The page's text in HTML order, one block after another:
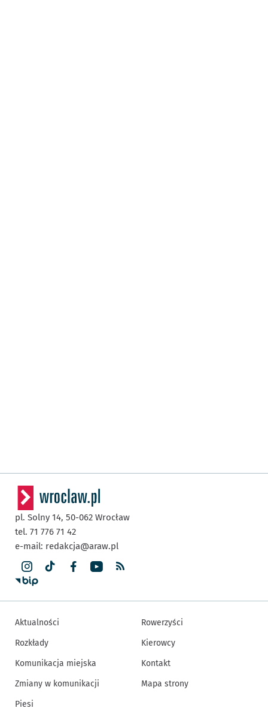
pl. Solny 14, 50-062 Wrocław
tel. 71 776 71 42
e-mail: redakcja@araw.pl
Aktualności
Rozkłady
Komunikacja miejska
Zmiany w komunikacji
Piesi
Rowerzyści
Kierowcy
Kontakt
Mapa strony